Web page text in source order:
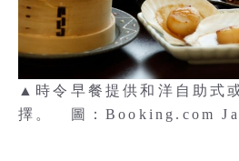
▲時令早餐提供和洋自助式
擇。 圖：Booking.com